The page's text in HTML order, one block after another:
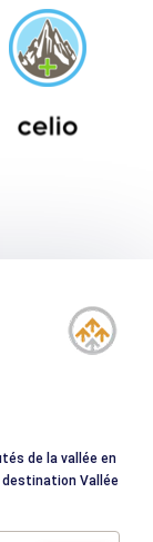
de la vallée en
Vallée